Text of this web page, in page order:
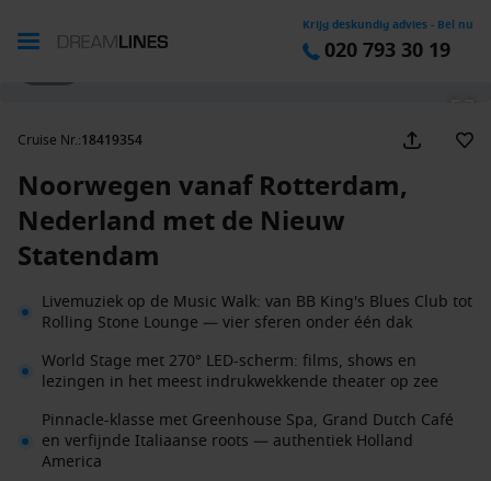
Krijg deskundig advies - Bel nu
020 793 30 19
Cruise Nr.:18419354
Noorwegen vanaf Rotterdam,
Nederland met de Nieuw
Statendam
Livemuziek op de Music Walk: van BB King's Blues Club tot
Rolling Stone Lounge — vier sferen onder één dak
World Stage met 270° LED-scherm: films, shows en
lezingen in het meest indrukwekkende theater op zee
Pinnacle-klasse met Greenhouse Spa, Grand Dutch Café
en verfijnde Italiaanse roots — authentiek Holland
America